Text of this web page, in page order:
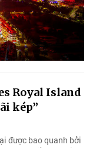
Royal Island
kép”
được bao quanh bởi